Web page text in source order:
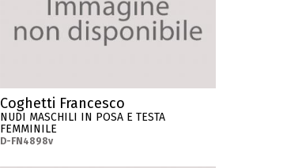
Coghetti Francesco
NUDI MASCHILI IN POSA E TESTA
FEMMINILE
D-FN4898v